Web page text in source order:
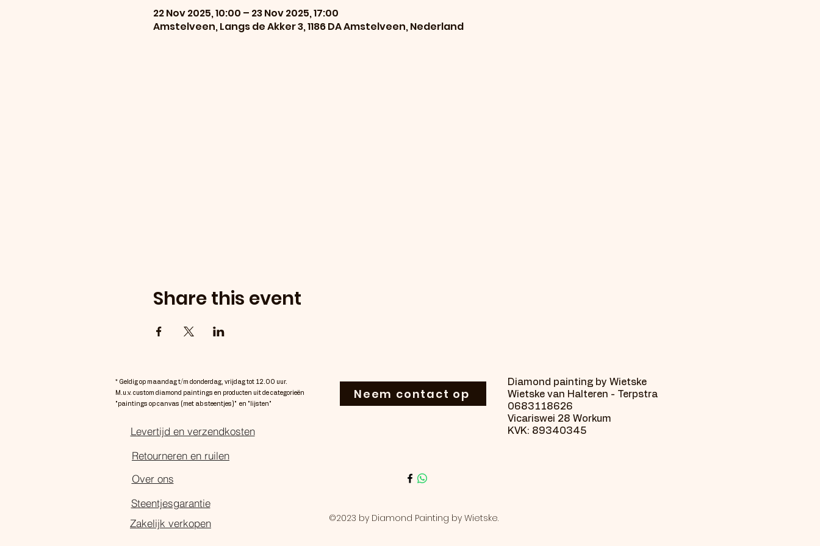
22 Nov 2025, 10:00 – 23 Nov 2025, 17:00
Amstelveen, Langs de Akker 3, 1186 DA Amstelveen, Nederland
Share this event
* Geldig op maandag t/m donderdag, vrijdag tot 12.00 uur.
M.u.v. custom diamond paintings en producten uit de categorieën
"paintings op canvas (met ab steentjes)" en "lijsten"
Neem contact op
Levertijd en verzendkosten
Diamond painting by Wietske
Wietske van Halteren - Terpstra
0683118626
Vicariswei 28 Workum
KVK: 89340345
Over ons
Retourneren en ruilen
Steentjesgarantie
Zakelijk verkopen
©2023 by Diamond Painting by Wietske.